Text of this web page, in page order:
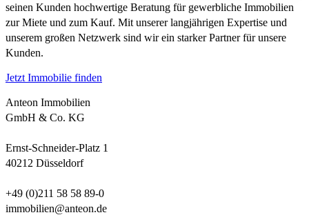
seinen Kunden hochwertige Beratung für gewerbliche Immobilien
zur Miete und zum Kauf. Mit unserer langjährigen Expertise und
unserem großen Netzwerk sind wir ein starker Partner für unsere
Kunden.
Jetzt Immobilie finden
Anteon Immobilien
GmbH & Co. KG
Ernst-Schneider-Platz 1
40212 Düsseldorf
+49 (0)211 58 58 89-0
immobilien@anteon.de